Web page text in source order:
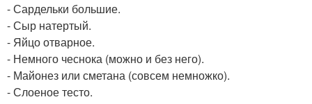
- Сардельки большие.
- Сыр натертый.
- Яйцо отварное.
- Немного чеснока (можно и без него).
- Майонез или сметана (совсем немножко).
- Слоеное тесто.